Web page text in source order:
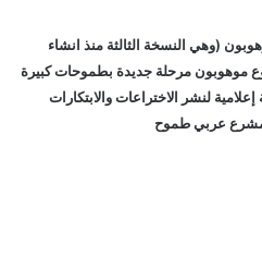
(وهي النسخة الثالثة منذ انشاء
يدخل مشروع موهوبون مرحلة جديدة بطموحات كبيرة
لنشر الاختراعات والابتكارات
لمشرع عربي طموح